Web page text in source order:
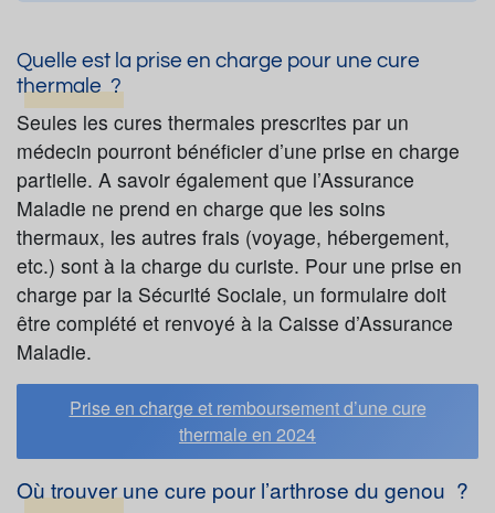
Quelle est la prise en charge pour une cure
thermale ?
Seules les cures thermales prescrites par un
médecin pourront bénéficier d’une prise en charge
partielle. A savoir également que l’Assurance
Maladie ne prend en charge que les soins
thermaux, les autres frais (voyage, hébergement,
etc.) sont à la charge du curiste. Pour une prise en
charge par la Sécurité Sociale, un formulaire doit
être complété et renvoyé à la Caisse d’Assurance
Maladie.
Prise en charge et remboursement d’une cure
thermale en 2024
Où trouver une cure pour l’arthrose du genou ?